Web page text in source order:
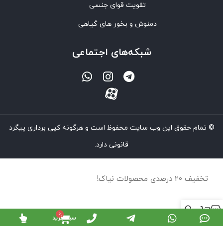
تقویت قوای جنسی
دمنوش و بخور های گیاهی
شبکه‌های اجتماعی
© تمام حقوق این وب سایت محفوظ است و هرگونه کپی برداری پیگرد
قانونی دارد.
سبد خرید
تخفیف 20 درصدی محصولات نیاک!
سبد خرید
حساب کاربری من